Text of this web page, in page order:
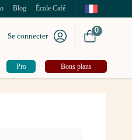
Blog École Café
Se connecter
0
Pro Bons plans